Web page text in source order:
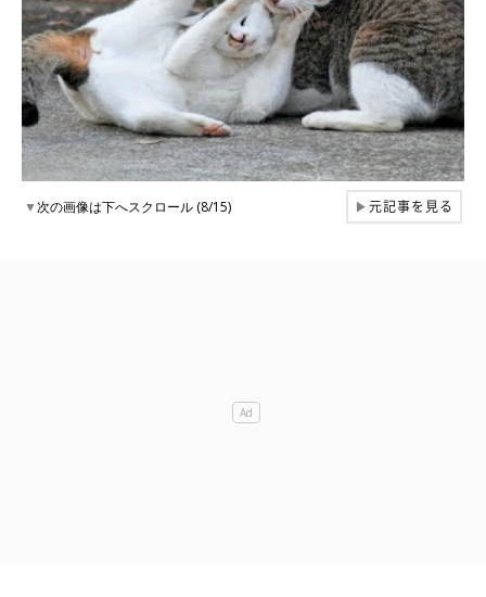
▼次の画像は下へスクロール (8/15) ▶元記事を見る